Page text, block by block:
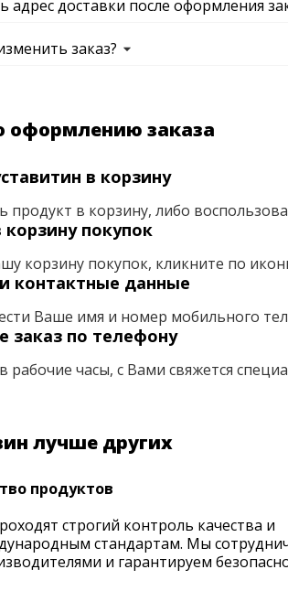
доставки после оформления
заказ?
оформлению заказа
в корзину
в корзину, либо
покупок
корзину покупок, кликните по
контактные данные
Ваше имя и номер мобильного
заказ по телефону
рабочие часы, с Вами свяжется
лучше других
продуктов
строгий контроль качества и
стандартам. Мы
и гарантируем